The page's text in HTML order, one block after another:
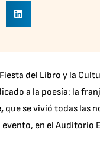
del Libro y la
a la poesía: la
que se vivió todas las
evento, en el Auditorio